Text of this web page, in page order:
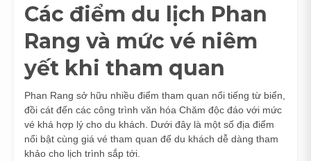
Các điểm du lịch Phan
Rang và mức vé niêm
yết khi tham quan
Phan Rang sở hữu nhiều điểm tham quan nổi tiếng từ biển,
đồi cát đến các công trình văn hóa Chăm độc đáo với mức
vé khá hợp lý cho du khách. Dưới đây là một số địa điểm
nổi bật cùng giá vé tham quan để du khách dễ dàng tham
khảo cho lịch trình sắp tới.